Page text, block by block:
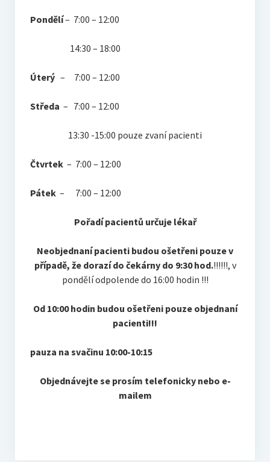
Pondělí– 7:00 – 12:00
14:30 – 18:00
Úterý– 7:00 – 12:00
Středa – 7:00 – 12:00
13:30 -15:00 pouze zvaní pacienti
Čtvrtek– 7:00 – 12:00
Pátek– 7:00 – 12:00
Pořadí pacientů určuje lékař
Neobjednaní pacienti budou ošetřeni pouze v
případě, že dorazí do čekárny do 9:30 hod.!!!!!!, v
pondělí odpolende do 16:00 hodin !!!
Od 10:00 hodin budou ošetřeni pouze objednaní
pacienti!!!
pauza na svačinu 10:00-10:15
Objednávejte se prosím telefonicky nebo e-
mailem